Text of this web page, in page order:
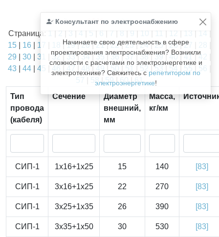
Консультант по электроснабжению
Начинаете свою деятельность в сфере
проектирования электроснабжения? Возникли
сложности с расчетами по электроэнергетике и
электротехнике? Свяжитесь с репетитором по
электроэнергетике!
Найдено1811из1811записей.
Страница: 1 | 2 | 3 | 4 | 5 | 6 | 7 | 8 | 9 | 10 | 11 | 12 | 13 | 14 |
15
16 17 |19|20|21|22|23|24|25 |26|27
29
30 31 |32|33|34|35 |36|37|38|39| 40|41|42
43
44 45 | 49 |50 |53 54
58|59|60|61
Тип
провода
(кабеля)
Сечение
Диаметр
внешний,
мм
Масса,
кг/км
СИП-1 1x16+1x25 15 140 [83]
СИП-1 3x16+1x25 22 270 [83]
СИП-1 3x25+1x35 26 390 [83]
СИП-1 3x35+1x50 30 530 [83]